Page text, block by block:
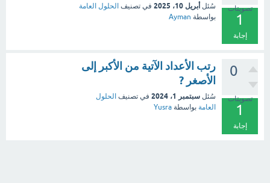
تصويتات
1
إجابة
سُئل أبريل 10، 2025 في تصنيف الحلول العامة
بواسطة Ayman
0
تصويتات
1
إجابة
رتب الأعداد الآتية من الأكبر إلى
الأصغر ?
سُئل سبتمبر 1، 2024 في تصنيف الحلول
العامة بواسطة Yusra